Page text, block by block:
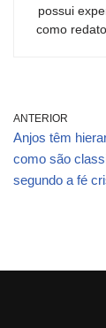
possui
como
ANTERIOR
Anjos têm
como são
segundo a fé